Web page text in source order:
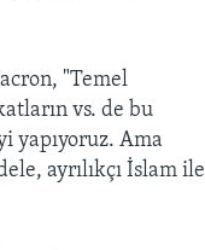
"Temel
vs. de bu
yapıyoruz. Ama
ayrılıkçı İslam ile